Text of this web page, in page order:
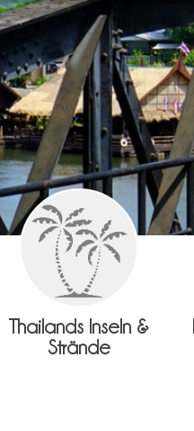
Thailands Inseln &
Strände